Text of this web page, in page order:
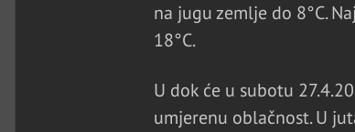
na jugu zemlje do 8°C.
18°C.
U dok će u subotu
umjerenu oblačnost. U